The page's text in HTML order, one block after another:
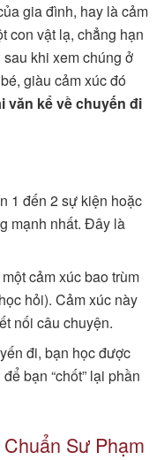
gia đình, hay là cảm
con vật lạ, chẳng hạn
sau khi xem chúng ở
giàu cảm xúc đó
văn kể về chuyến đi
1 đến 2 sự kiện hoặc
mạnh nhất. Đây là
cảm xúc bao trùm
hỏi). Cảm xúc này
nối câu chuyện.
đi, bạn học được
bạn “chốt” lại phần
Sư Phạm